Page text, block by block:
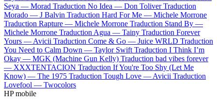
Seya — Morad Traduction No Idea — Don Toliver Traduction
Morado — J Balvin Traduction Hard For Me — Michele Morrone
Traduction Rapture — Michele Morrone Traduction Stand By —
Michele Morrone Traduction Agua — Tainy Traduction Forever
Yours — Avicii Traduction Come & Go — Juice WRLD Traduction
You Need to Calm Down — Taylor Swift Traduction I Think I’m
Okay — MGK (Machine Gun Kelly) Traduction bad vibes forever
— XXXTENTACION Traduction If You're Too Shy (Let Me
Know) — The 1975 Traduction Tough Love — Avicii Traduction
Lovefool — Twocolors
HP mobile